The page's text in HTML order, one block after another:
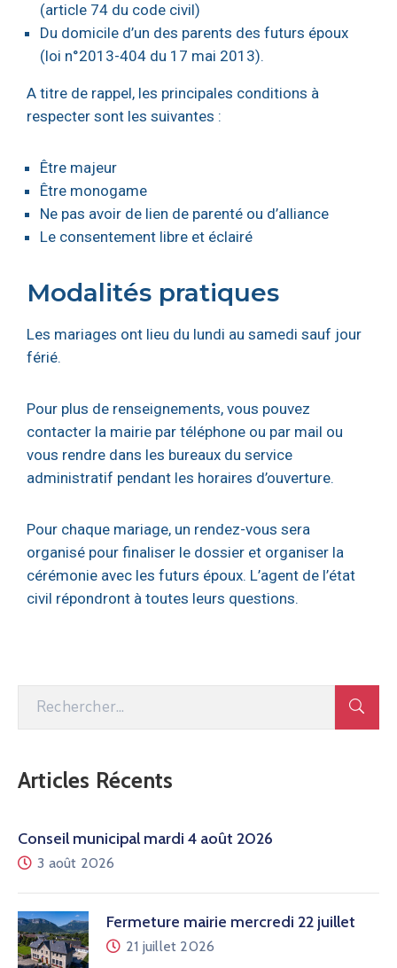
(article 74 du code civil)
Du domicile d’un des parents des futurs époux
(loi n°2013-404 du 17 mai 2013).
A titre de rappel, les principales conditions à
respecter sont les suivantes :
Être majeur
Être monogame
Ne pas avoir de lien de parenté ou d’alliance
Le consentement libre et éclairé
Modalités pratiques
Les mariages ont lieu du lundi au samedi sauf jour
férié.
Pour plus de renseignements, vous pouvez
contacter la mairie par téléphone ou par mail ou
vous rendre dans les bureaux du service
administratif pendant les horaires d’ouverture.
Pour chaque mariage, un rendez-vous sera
organisé pour finaliser le dossier et organiser la
cérémonie avec les futurs époux. L’agent de l’état
civil répondront à toutes leurs questions.
Articles Récents
Conseil municipal mardi 4 août 2026
3 août 2026
Fermeture mairie mercredi 22 juillet
21 juillet 2026